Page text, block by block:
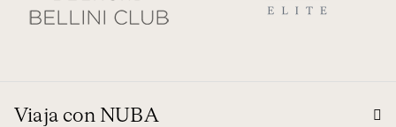
Viaja con NUBA